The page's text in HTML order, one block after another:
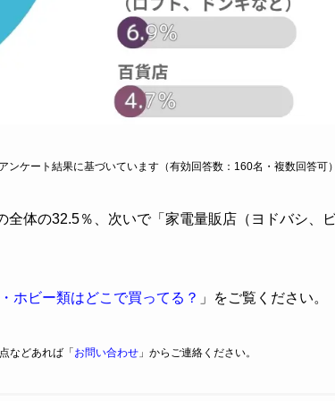
ンケート結果に基づいています（有効回答数：160名・複数回答可
体の32.5％、次いで「家電量販店（ヨドバシ、
ホビー類はどこで買ってる？ 」をご覧ください。
などあれば「 お問い合わせ 」からご連絡ください。